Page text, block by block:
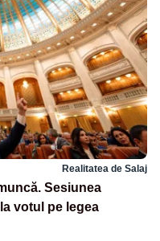
Realitatea de Salaj
Sesiunea
votul pe legea